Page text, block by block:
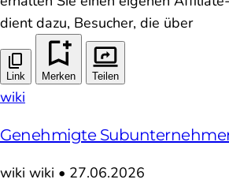
dient dazu, Besucher, die über
Link Merken Teilen
wiki
Genehmigte
wiki wiki • 27.06.2026